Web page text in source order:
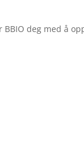
deg med å